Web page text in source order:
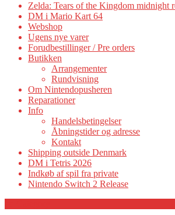
Zelda: Tears of the Kingdom midnight
DM i Mario Kart 64
Webshop
Ugens nye varer
Forudbestillinger / Pre orders
Butikken
Arrangementer
Rundvisning
Om Nintendopusheren
Reparationer
Info
Handelsbetingelser
Åbningstider og adresse
Kontakt
Shipping outside Denmark
DM i Tetris 2026
Indkøb af spil fra private
Nintendo Switch 2 Release